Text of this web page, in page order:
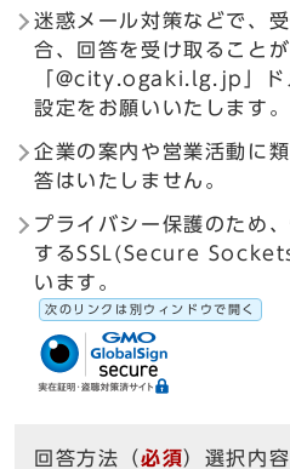
迷惑メール対策などで、
合、回答を受け取ることが
「@city.ogaki.lg.jp」ド
設定をお願いいたします。
企業の案内や営業活動に
答はいたしません。
プライバシー保護のため
するSSL(Secure
います。
次のリンクは別ウィンドウで開く
回答方法 （必須）選択内